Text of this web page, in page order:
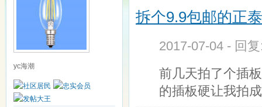
yc海潮
拆个9.9包邮的正
2017-07-04 - 回
前几天拍了个插
的插板硬让我拍